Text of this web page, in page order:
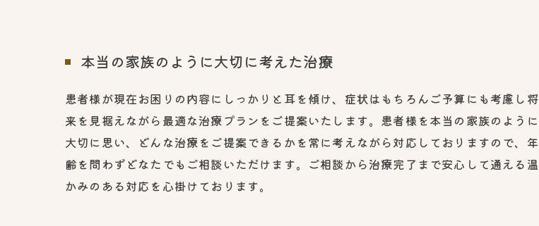
本当の家族のように大切に考えた治療
患者様が現在お困りの内容にしっかりと耳を傾け、症状はもちろんご予算にも考慮し将
来を見据えながら最適な治療プランをご提案いたします。患者様を本当の家族のように
大切に思い、どんな治療をご提案できるかを常に考えながら対応しておりますので、年
齢を問わずどなたでもご相談いただけます。ご相談から治療完了まで安心して通える温
かみのある対応を心掛けております。